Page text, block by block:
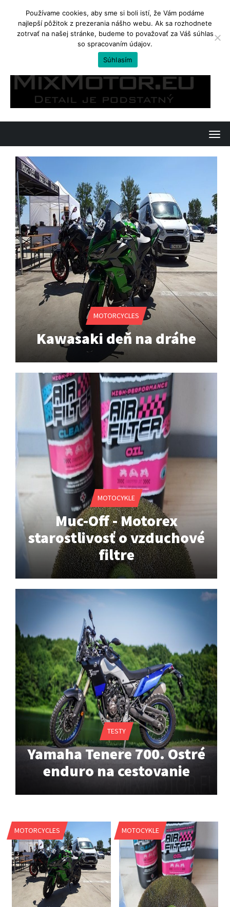
TRENDING
Kawasaki Ninja 650 a Z650. Jedno, či dvojvaječné dvojičky?
content
T
o
g
l
e
n
v
i
g
a
t
i
o
MOTORCYCLES
Kawasaki deň na dráhe
MOTOCYKLE
Muc-Off - Motorex
starostlivosť o vzduchové
filtre
TESTY
Yamaha Tenere 700. Ostré
enduro na cestovanie
MOTORCYCLES MOTOCYKLE
Používame cookies, aby sme si boli istí, že Vám podáme
najlepší pôžitok z prezerania nášho webu. Ak sa rozhodnete
zotrvať na našej stránke, budeme to považovať za Váš súhlas
so spracovaním údajov.
Súhlasím